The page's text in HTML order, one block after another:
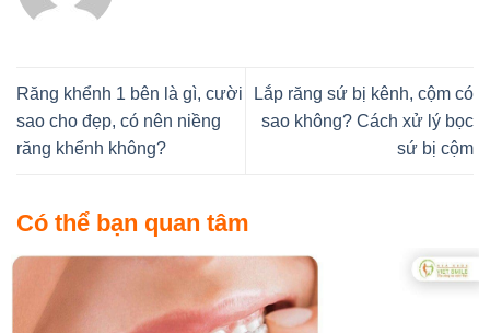
Răng khểnh 1 bên là gì, cười
sao cho đẹp, có nên niềng
răng khểnh không?
Lắp răng sứ bị kênh, cộm có
sao không? Cách xử lý bọc
sứ bị cộm
Có thể bạn quan tâm